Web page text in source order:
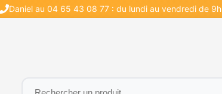
Daniel au 04 65 43 08 77 : du lundi au vendredi de